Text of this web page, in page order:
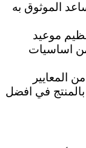
الموثوق به
موعيد
من اساسيات
المعايير
بالمنتج في افضل